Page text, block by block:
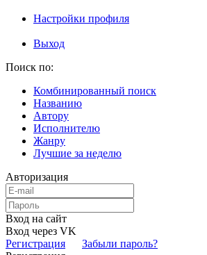
Настройки профиля
Выход
Поиск по:
Комбинированный поиск
Названию
Автору
Исполнителю
Жанру
Лучшие за неделю
Авторизация
Вход на сайт
Вход через VK
Регистрация
Забыли пароль?